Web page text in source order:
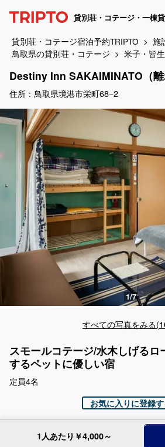
貸別荘・コテージ・一棟
貸別荘・コテージ宿泊予約TRIPTO 施
鳥取県の貸別荘・コテージ
米子・皆
Destiny Inn SAKAIMINATO（離
住所：鳥取県境港市栄町68−2
すべての写真をみる
スモールコテージ/水木しげるロ
するペットに優しい宿
定員4名
お気に入りに登録
1人あたり￥4,000～